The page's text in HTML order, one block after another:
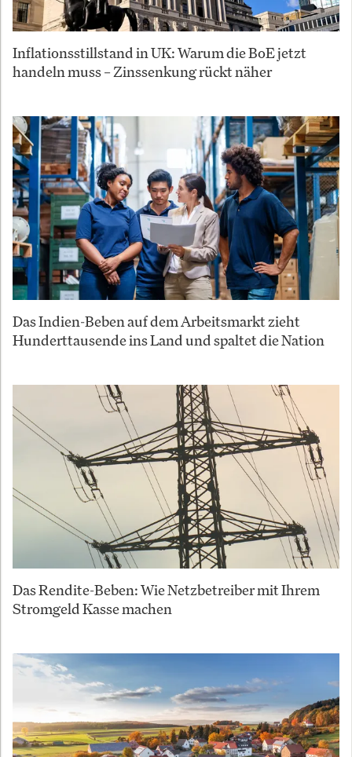
Inflationsstillstand in UK: Warum die BoE jetzt
handeln muss – Zinssenkung rückt näher
Das Indien-Beben auf dem Arbeitsmarkt zieht
Hunderttausende ins Land und spaltet die Nation
Das Rendite-Beben: Wie Netzbetreiber mit Ihrem
Stromgeld Kasse machen